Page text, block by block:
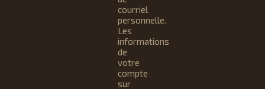
courriel
personnelle.
Les
informations
de
votre
compte
sur